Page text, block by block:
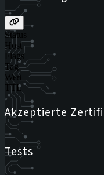
Status
Host
Flags
Tag
Wert
TTL
Akzeptierte
Tests